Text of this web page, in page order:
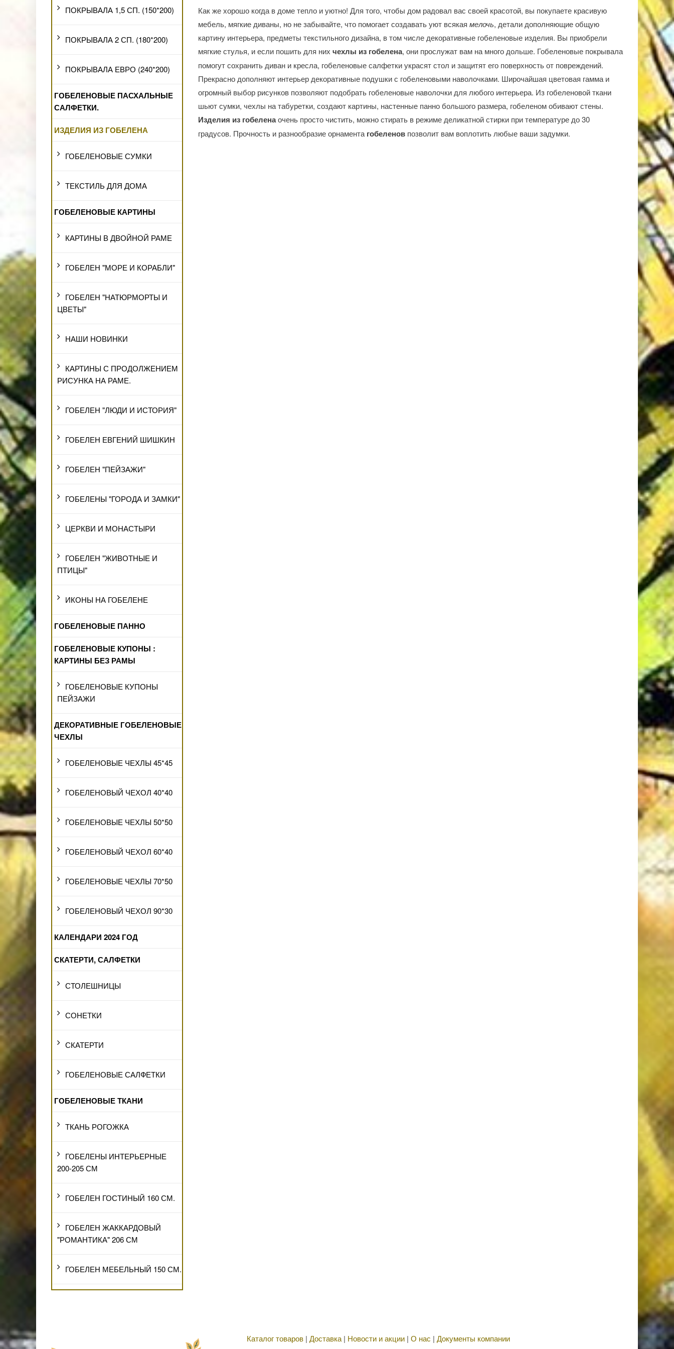
Как же хорошо когда в доме тепло и уютно! Для того, чтобы дом радовал вас своей красотой, вы покупаете красивую
мебель, мягкие диваны, но не забывайте, что помогает создавать уют всякая мелочь, детали дополняющие общую
картину интерьера, предметы текстильного дизайна, в том числе декоративные гобеленовые изделия. Вы приобрели
мягкие стулья, и если пошить для них чехлы из гобелена, они прослужат вам на много дольше. Гобеленовые покрывала
помогут сохранить диван и кресла, гобеленовые салфетки украсят стол и защитят его поверхность от повреждений.
Прекрасно дополняют интерьер декоративные подушки с гобеленовыми наволочками. Широчайшая цветовая гамма и
огромный выбор рисунков позволяют подобрать гобеленовые наволочки для любого интерьера. Из гобеленовой ткани
шьют сумки, чехлы на табуретки, создают картины, настенные панно большого размера, гобеленом обивают стены.
Изделия из гобеленаочень просто чистить, можно стирать в режиме деликатной стирки при температуре до 30
градусов. Прочность и разнообразие орнамента гобеленовпозволит вам воплотить любые ваши задумки.
ПОКРЫВАЛА 1,5 СП. (150*200)
ПОКРЫВАЛА 2 СП. (180*200)
ПОКРЫВАЛА ЕВРО (240*200)
ГОБЕЛЕНОВЫЕ ПАСХАЛЬНЫЕ
САЛФЕТКИ.
ИЗДЕЛИЯ ИЗ ГОБЕЛЕНА
ГОБЕЛЕНОВЫЕ СУМКИ
ТЕКСТИЛЬ ДЛЯ ДОМА
ГОБЕЛЕНОВЫЕ КАРТИНЫ
КАРТИНЫ В ДВОЙНОЙ РАМЕ
ГОБЕЛЕН "МОРЕ И КОРАБЛИ"
ГОБЕЛЕН "НАТЮРМОРТЫ И
ЦВЕТЫ"
НАШИ НОВИНКИ
КАРТИНЫ С ПРОДОЛЖЕНИЕМ
РИСУНКА НА РАМЕ.
ГОБЕЛЕН "ЛЮДИ И ИСТОРИЯ"
ГОБЕЛЕН ЕВГЕНИЙ ШИШКИН
ГОБЕЛЕН "ПЕЙЗАЖИ"
ГОБЕЛЕНЫ "ГОРОДА И ЗАМКИ"
ЦЕРКВИ И МОНАСТЫРИ
ГОБЕЛЕН "ЖИВОТНЫЕ И
ПТИЦЫ"
ИКОНЫ НА ГОБЕЛЕНЕ
ГОБЕЛЕНОВЫЕ ПАННО
ГОБЕЛЕНОВЫЕ КУПОНЫ :
КАРТИНЫ БЕЗ РАМЫ
ГОБЕЛЕНОВЫЕ КУПОНЫ
ПЕЙЗАЖИ
ДЕКОРАТИВНЫЕ ГОБЕЛЕНОВЫЕ
ЧЕХЛЫ
ГОБЕЛЕНОВЫЕ ЧЕХЛЫ 45*45
ГОБЕЛЕНОВЫЙ ЧЕХОЛ 40*40
ГОБЕЛЕНОВЫЕ ЧЕХЛЫ 50*50
ГОБЕЛЕНОВЫЙ ЧЕХОЛ 60*40
ГОБЕЛЕНОВЫЕ ЧЕХЛЫ 70*50
ГОБЕЛЕНОВЫЙ ЧЕХОЛ 90*30
КАЛЕНДАРИ 2024 ГОД
СКАТЕРТИ, САЛФЕТКИ
СТОЛЕШНИЦЫ
СОНЕТКИ
СКАТЕРТИ
ГОБЕЛЕНОВЫЕ САЛФЕТКИ
ГОБЕЛЕНОВЫЕ ТКАНИ
ТКАНЬ РОГОЖКА
ГОБЕЛЕНЫ ИНТЕРЬЕРНЫЕ
200-205 СМ
ГОБЕЛЕН ГОСТИНЫЙ 160 СМ.
ГОБЕЛЕН ЖАККАРДОВЫЙ
"РОМАНТИКА" 206 СМ
ГОБЕЛЕН МЕБЕЛЬНЫЙ 150 СМ.
Каталог товаров | Доставка | Новости и акции | О нас | Документы компании